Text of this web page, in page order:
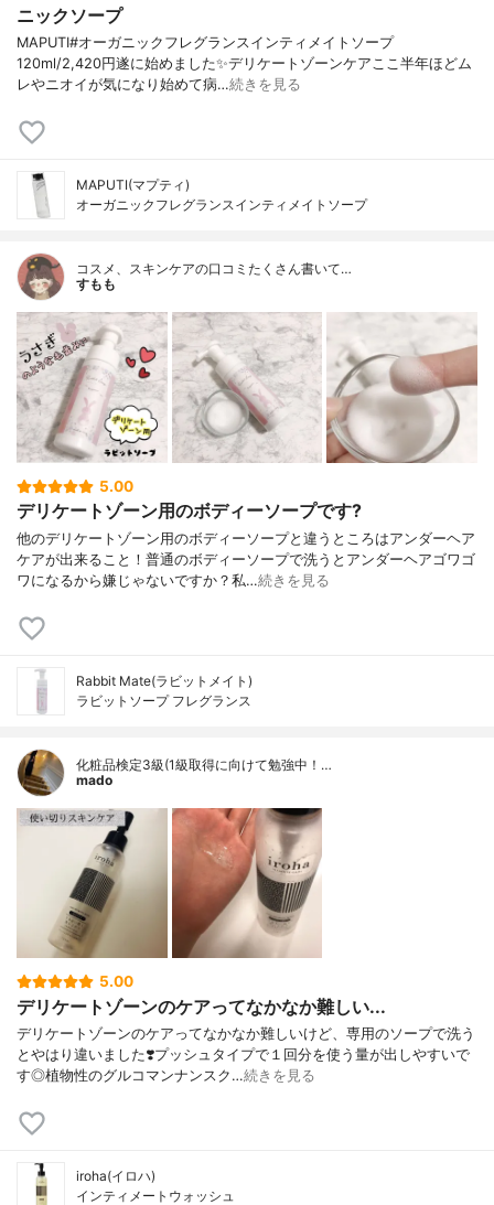
ニックソープ
MAPUTI#オーガニックフレグランスインティメイトソープ
120ml/2,420円遂に始めました✨デリケートゾーンケアここ半年ほどム
レやニオイが気になり始めて病…続きを見る
MAPUTI(マプティ)
オーガニックフレグランスインティメイトソープ
コスメ、スキンケアの口コミたくさん書いて…
すもも
5.00
デリケートゾーン用のボディーソープです?
他のデリケートゾーン用のボディーソープと違うところはアンダーヘア
ケアが出来ること！普通のボディーソープで洗うとアンダーヘアゴワゴ
ワになるから嫌じゃないですか？私…続きを見る
Rabbit Mate(ラビットメイト)
ラビットソープ フレグランス
化粧品検定3級(1級取得に向けて勉強中！…
mado
5.00
デリケートゾーンのケアってなかなか難しい...
デリケートゾーンのケアってなかなか難しいけど、専用のソープで洗う
とやはり違いました❣️プッシュタイプで１回分を使う量が出しやすいで
す◎植物性のグルコマンナンスク…続きを見る
iroha(イロハ)
インティメートウォッシュ